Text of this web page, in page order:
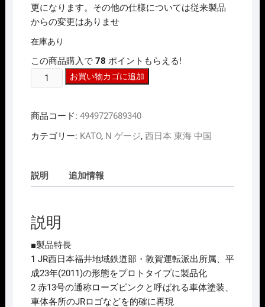
更になります。その他の仕様については従来製品
からの変更はありませ
在庫あり
この商品購入で 78 ポイントもらえる!
ｹﾞ
ｼﾞ
KATO
EF81
一
色
敦
賀
運
転
派
出
お買い物カゴに追加
商品コード: 4949727689340
カテゴリー: KATO, N ゲージ, 西日本 東海 中国
説明 追加情報
説明
■製品特長
1 JR西日本福井地域鉄道部・敦賀運転派出所属、平
成23年(2011)の形態をプロトタイプに製品化
2 赤13号の通称ローズピンクと呼ばれる車体塗装、
車体各所のJRロゴなどを的確に再現